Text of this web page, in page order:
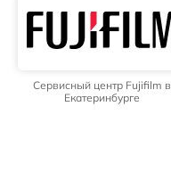
Сервисный центр Fujifilm в
Екатеринбурге